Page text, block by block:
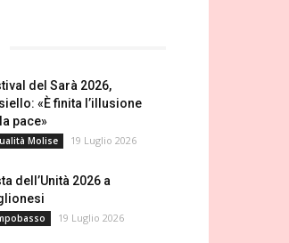
del Sarà 2026,
«È finita l’illusione
pace»
Molise 19 Luglio 2026
dell’Unità 2026 a
19 Luglio 2026